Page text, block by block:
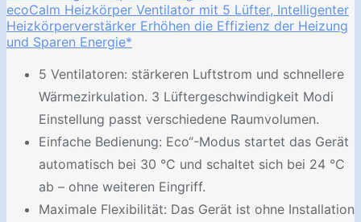
ecoCalm Heizkörper Ventilator mit 5 Lüfter, Intelligenter
Heizkörperverstärker Erhöhen die Effizienz der Heizung
und Sparen Energie*
5 Ventilatoren: stärkeren Luftstrom und schnellere
Wärmezirkulation. 3 Lüftergeschwindigkeit Modi
Einstellung passt verschiedene Raumvolumen.
Einfache Bedienung: Eco“-Modus startet das Gerät
automatisch bei 30 °C und schaltet sich bei 24 °C
ab – ohne weiteren Eingriff.
Maximale Flexibilität: Das Gerät ist ohne Installation